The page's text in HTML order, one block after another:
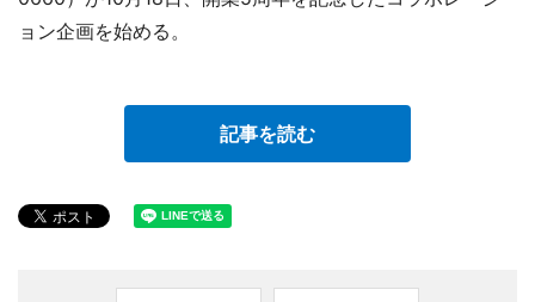
ョン企画を始める。
記事を読む